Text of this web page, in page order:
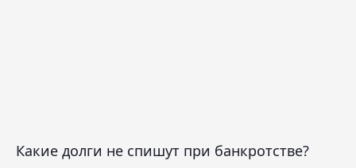
Какие долги не спишут при банкротстве?